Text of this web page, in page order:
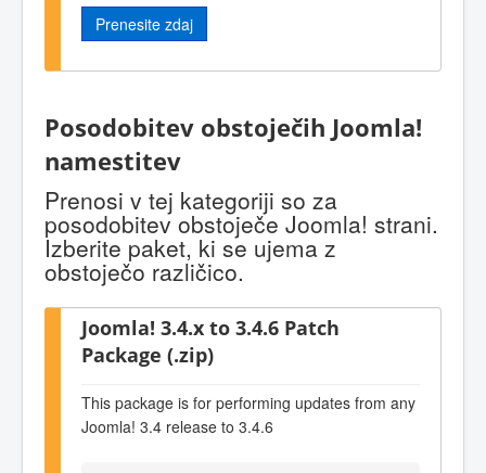
Prenesite zdaj
Posodobitev obstoječih Joomla!
namestitev
Prenosi v tej kategoriji so za
posodobitev obstoječe Joomla! strani.
Izberite paket, ki se ujema z
obstoječo različico.
Joomla! 3.4.x to 3.4.6 Patch
Package (.zip)
This package is for performing updates from any
Joomla! 3.4 release to 3.4.6